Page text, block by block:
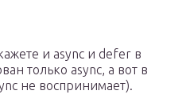
и async и defer в
только async, а вот в
не воспринимает).